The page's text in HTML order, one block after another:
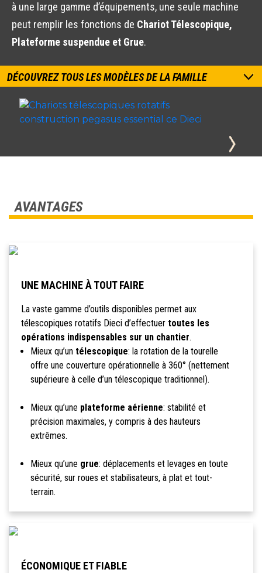
à une large gamme d’équipements, une seule machine
peut remplir les fonctions de Chariot Télescopique,
Plateforme suspendue et Grue.
DÉCOUVREZ TOUS LES MODÈLES DE LA FAMILLE
AVANTAGES
UNE MACHINE À TOUT FAIRE
La vaste gamme d’outils disponibles permet aux
télescopiques rotatifs Dieci d’effectuer toutes les
opérations indispensables sur un chantier.
Mieux qu’un télescopique: la rotation de la tourelle
offre une couverture opérationnelle à 360° (nettement
supérieure à celle d’un télescopique traditionnel).
Mieux qu’une plateforme aérienne: stabilité et
précision maximales, y compris à des hauteurs
extrêmes.
Mieux qu’une grue: déplacements et levages en toute
sécurité, sur roues et stabilisateurs, à plat et tout-
terrain.
ÉCONOMIQUE ET FIABLE